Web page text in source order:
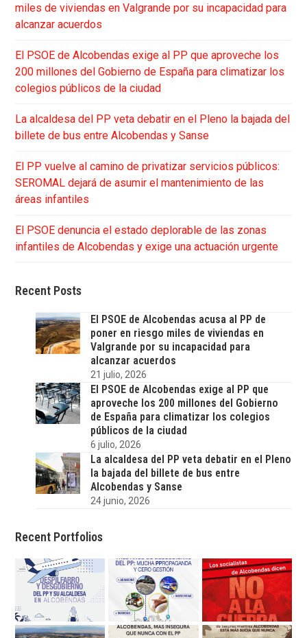
miles de viviendas en Valgrande por su incapacidad para
alcanzar acuerdos
El PSOE de Alcobendas exige al PP que aproveche los
200 millones del Gobierno de España para climatizar los
colegios públicos de la ciudad
La alcaldesa del PP veta debatir en el Pleno la bajada del
billete de bus entre Alcobendas y Sanse
El PP vuelve al camino de privatizar servicios públicos:
SEROMAL dejará de asumir el mantenimiento de las
áreas infantiles
El PSOE denuncia el estado deplorable de las zonas
infantiles de Alcobendas y exige una actuación urgente
Recent Posts
El PSOE de Alcobendas acusa al PP de
poner en riesgo miles de viviendas en
Valgrande por su incapacidad para
alcanzar acuerdos
21 julio, 2026
El PSOE de Alcobendas exige al PP que
aproveche los 200 millones del Gobierno
de España para climatizar los colegios
públicos de la ciudad
6 julio, 2026
La alcaldesa del PP veta debatir en el Pleno
la bajada del billete de bus entre
Alcobendas y Sanse
24 junio, 2026
Recent Portfolios